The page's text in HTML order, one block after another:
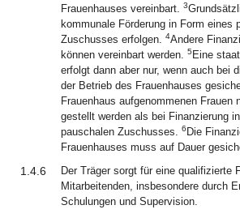
Frauenhauses vereinbart. 3
kommunale Förderung in Form eines
Zuschusses erfolgen. 4Andere
können vereinbart werden. 5 Eine
erfolgt dann aber nur, wenn auch bei
der Betrieb des Frauenhauses
Frauenhaus aufgenommenen Frauen
gestellt werden als bei Finanzierung
pauschalen Zuschusses. 6 Die
Frauenhauses muss auf Dauer
1.4.6
Der Träger sorgt für eine qualifizierte
Mitarbeitenden, insbesondere durch
Schulungen und Supervision.